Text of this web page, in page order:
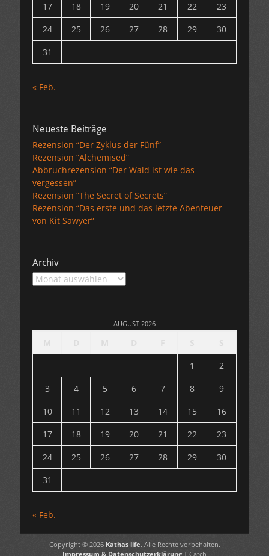
17
18 19 20 21 22
23
24
25 26 27 28 29
30
31
« Feb.
Neueste Beiträge
Rezension “Der Zyklus der Fünf”
Rezension “Alchemised”
Abbruchrezension “Der Wald ist wie das
vergessen”
Rezension “The Secret of Secrets”
Rezension “Das erste und das letzte Abenteuer
von Kit Sawyer”
Archiv
Archiv
AUGUST 2026
1
2
3
4 5 6 7 8
9
10
11 12 13 14 15
16
17
18 19 20 21 22
23
24
25 26 27 28 29
30
31
« Feb.
Copyright © 2026 Kathas life. Alle Rechte vorbehalten.
Impressum & Datenschutzerklärung | Catch